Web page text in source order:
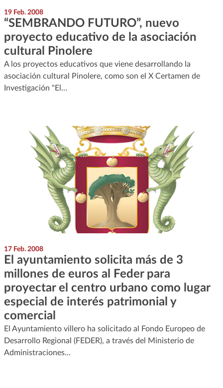
19 Feb. 2008
“SEMBRANDO FUTURO”, nuevo
proyecto educativo de la asociación
cultural Pinolere
A los proyectos educativos que viene desarrollando la
asociación cultural Pinolere, como son el X Certamen de
Investigación "El…
17 Feb. 2008
El ayuntamiento solicita más de 3
millones de euros al Feder para
proyectar el centro urbano como lugar
especial de interés patrimonial y
comercial
El Ayuntamiento villero ha solicitado al Fondo Europeo de
Desarrollo Regional (FEDER), a través del Ministerio de
Administraciones…